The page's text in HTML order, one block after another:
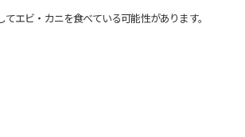
エビ・カニを食べている可能性があります。